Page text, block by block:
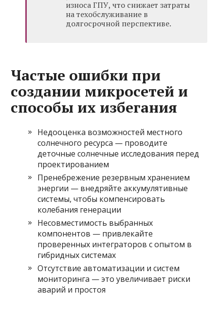
износа ГПУ, что снижает затраты
на техобслуживание в
долгосрочной перспективе.
Частые ошибки при
создании микросетей и
способы их избегания
Недооценка возможностей местного
солнечного ресурса — проводите
деточные солнечные исследования перед
проектированием
Пренебрежение резервным хранением
энергии — внедряйте аккумулятивные
системы, чтобы компенсировать
колебания генерации
Несовместимость выбранных
компонентов — привлекайте
проверенных интеграторов с опытом в
гибридных системах
Отсутствие автоматизации и систем
мониторинга — это увеличивает риски
аварий и простоя